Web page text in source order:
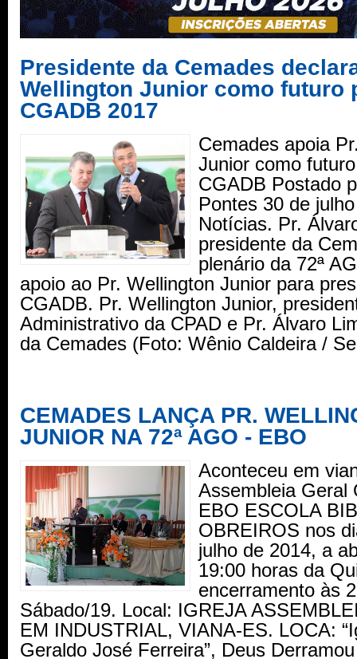
Presidente da Cemades
Wellington Junior como futuro
CGADB 2017
Cemades apoia
Junior como
CGADB Postado
Pontes 30 de
Notícias. Pr.
presidente da
plenário da 72ª
apoio ao Pr. Wellington Junior para
CGADB. Pr. Wellington Junior,
Administrativo da CPAD e Pr. Álvaro
da Cemades (Foto: Wênio Caldeira /
CEMADES LANÇA PR.
JUNIOR NA 72ª AGO - EBO
Aconteceu em
Assembleia Geral
EBO ESCOLA
OBREIROS nos
julho de 2014, a
19:00 horas da
encerramento às
Sábado/19. Local: IGREJA
EM INDUSTRIAL, VIANA-ES. LOCA:
Geraldo José Ferreira”, Deus